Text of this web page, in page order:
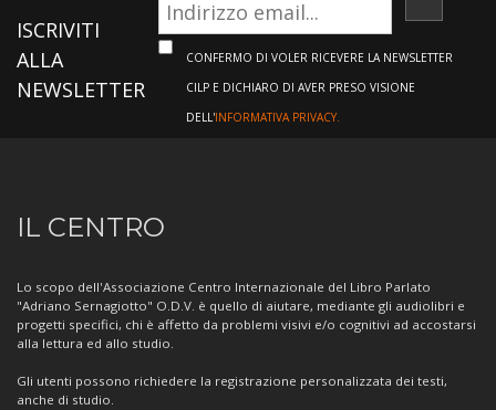
ISCRIVITI
ALLA
NEWSLETTER
CONFERMO DI VOLER RICEVERE LA NEWSLETTER
CILP E DICHIARO DI AVER PRESO VISIONE
DELL'INFORMATIVA PRIVACY.
Informazioni
sul
Centro
IL CENTRO
Lo scopo dell'Associazione Centro Internazionale del Libro Parlato
"Adriano Sernagiotto" O.D.V. è quello di aiutare, mediante gli audiolibri e
progetti specifici, chi è affetto da problemi visivi e/o cognitivi ad accostarsi
alla lettura ed allo studio.
Gli utenti possono richiedere la registrazione personalizzata dei testi,
anche di studio.